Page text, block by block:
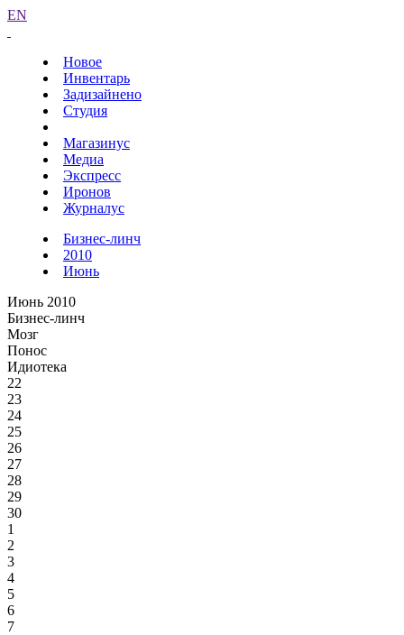
EN
Новое
Инвентарь
Задизайнено
Студия
Магазинус
Медиа
Экспресс
Иронов
Журналус
Бизнес-линч
2010
Июнь
Июнь 2010
Бизнес-линч
Мозг
Понос
Идиотека
22
23
24
25
26
27
28
29
30
1
2
3
4
5
6
7